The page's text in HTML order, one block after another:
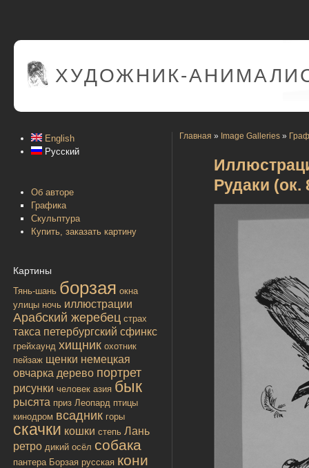
ХУДОЖНИК-
English
Русский
Об авторе
Графика
Скульптура
Купить, заказать картину
Картины
Тянь-шань борзая окна
улицы ночь иллюстрации
Арабский жеребец страх
такса петербургский сфинкс
грейхаунд хищник охотник
пейзаж щенки немецкая
овчарка дерево портрет
рисунки человек азия бык
рысята приз Леопард птицы
кинодром всадник горы
скачки кошки степь Лань
ретро дикий осёл собака
пантера Борзая русская кони
Главная » Image Galleries »
Рудаки (ок.